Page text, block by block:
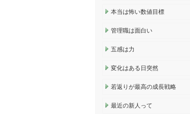
本当は怖い数値目標
管理職は面白い
五感は力
変化はある日突然
若返りが最高の成長戦略
最近の新人って